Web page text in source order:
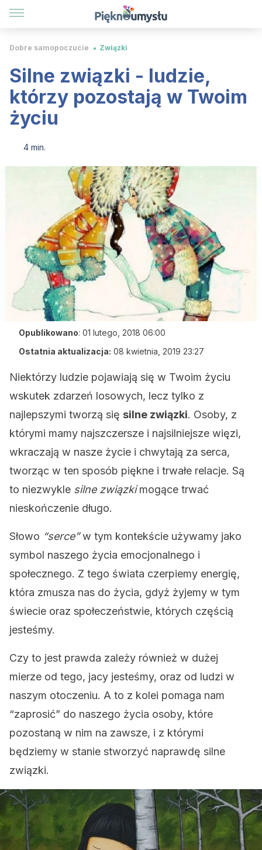
Dobre samopoczucie Związki
Silne związki - ludzie,
którzy pozostają w Twoim
życiu
4 min.
Opublikowano: 01 lutego, 2018 06:00
Ostatnia aktualizacja: 08 kwietnia, 2019 23:27
Niektórzy ludzie pojawiają się w Twoim życiu
wskutek zdarzeń losowych, lecz tylko z
najlepszymi tworzą się silne związki. Osoby, z
którymi mamy najszczersze i najsilniejsze więzi,
wkraczają w nasze życie i chwytają za serca,
tworząc w ten sposób piękne i trwałe relacje. Są
to niezwykle silne związkimogące trwać
nieskończenie długo.
Słowo “serce”w tym kontekście używamy jako
symbol naszego życia emocjonalnego i
społecznego. Z tego świata czerpiemy energię,
która zmusza nas do życia, gdyż żyjemy w tym
świecie oraz społeczeństwie, których częścią
jesteśmy.
Czy to jest prawda zależy również w dużej
mierze od tego, jacy jesteśmy, oraz od ludzi w
naszym otoczeniu. A to z kolei pomaga nam
“zaprosić” do naszego życia osoby, które
pozostaną w nim na zawsze, i z którymi
będziemy w stanie stworzyć naprawdę silne
związki.